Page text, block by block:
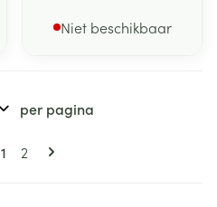
Niet beschikbaar
Pagina's
U lees momenteel pagina
1 Pagina
2
per pagina